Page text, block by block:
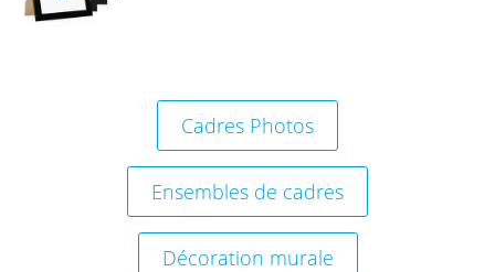
Cadres Photos
Ensembles de cadres
Décoration murale